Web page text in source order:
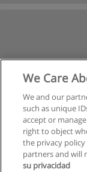
We Care
We and our
such as unique
accept or
right to object
the privacy policy
partners and will
su privacidad